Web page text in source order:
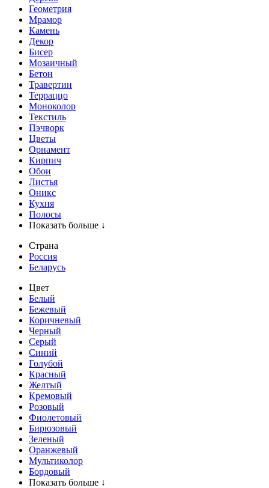
Геометрия
Мрамор
Камень
Декор
Бисер
Мозаичный
Бетон
Травертин
Терраццо
Моноколор
Текстиль
Пэчворк
Цветы
Орнамент
Кирпич
Обои
Листья
Оникс
Кухня
Полосы
Показать больше ↓
Страна
Россия
Беларусь
Цвет
Белый
Бежевый
Коричневый
Черный
Серый
Синий
Голубой
Красный
Желтый
Кремовый
Розовый
Фиолетовый
Бирюзовый
Зеленый
Оранжевый
Мультиколор
Бордовый
Показать больше ↓